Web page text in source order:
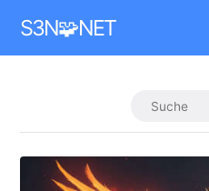
S3N🧩NET